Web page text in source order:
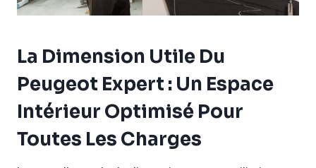
La Dimension Utile Du
Peugeot Expert : Un Espace
Intérieur Optimisé Pour
Toutes Les Charges